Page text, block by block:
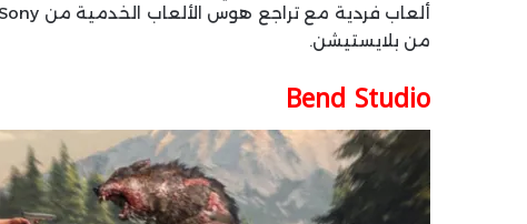
من بلايستيشن.
Bend Studio